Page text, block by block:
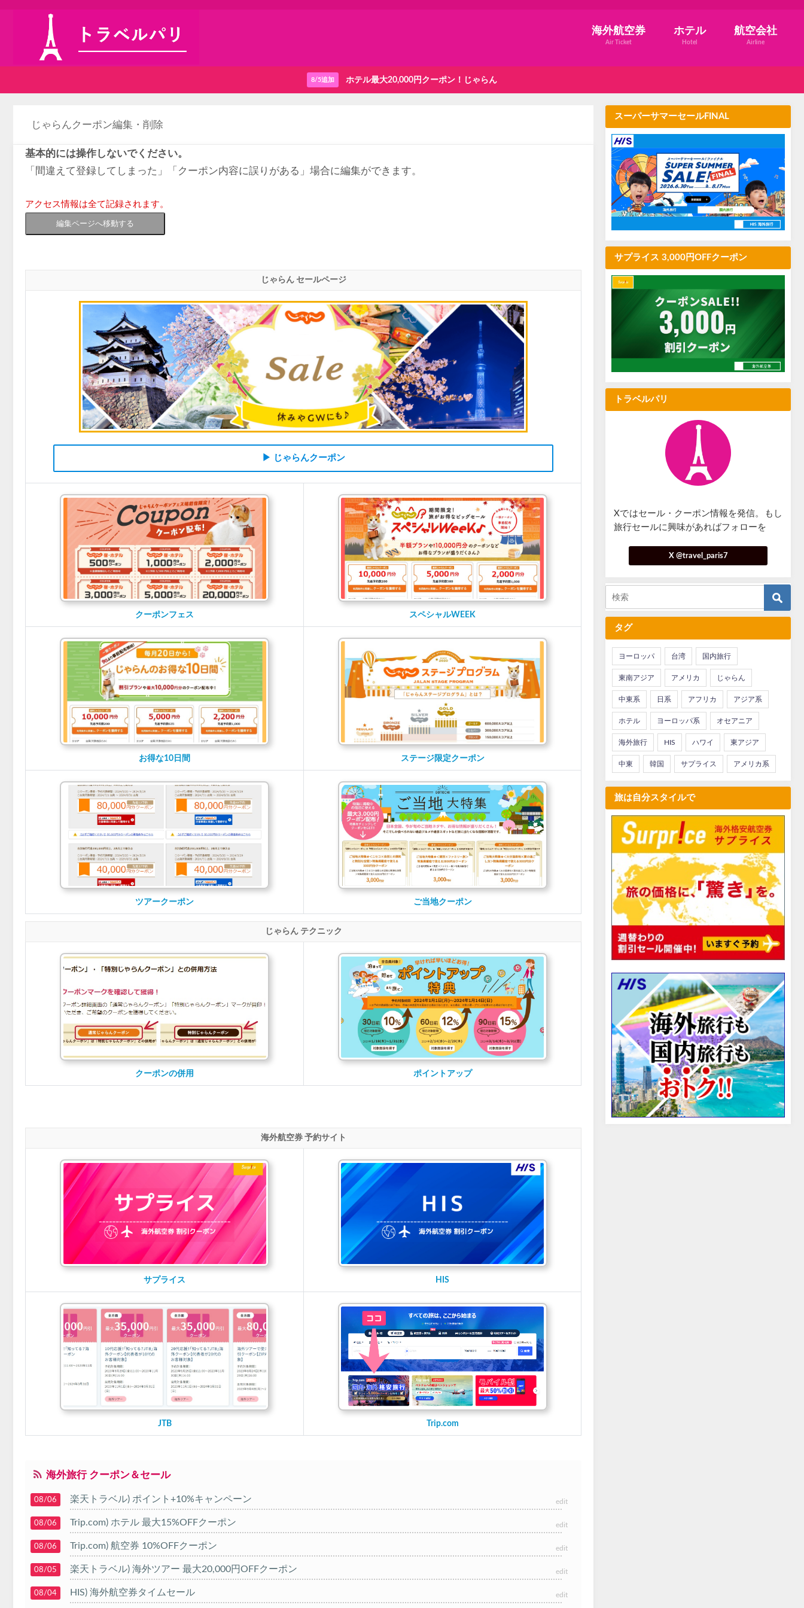
海外航空券
Air Ticket
ホテル
Hotel
航空会社
Airline
8/5追加 ホテル最大20,000円クーポン！じゃらん
じゃらんクーポン編集・削除
基本的には操作しないでください。
「間違えて登録してしまった」「クーポン内容に誤りがある」場合に編集ができます。
アクセス情報は全て記録されます。
編集ページへ移動する
じゃらん セールページ
▶ じゃらんクーポン
クーポンフェス スペシャルWEEK
お得な10日間 ステージ限定クーポン
ツアークーポン ご当地クーポン
じゃらん テクニック
クーポンの併用 ポイントアップ
海外航空券 予約サイト
サプライス HIS
JTB Trip.com
海外旅行 クーポン＆セール
08/06 楽天トラベル) ポイント+10%キャンペーン edit
08/06 Trip.com) ホテル 最大15%OFFクーポン edit
08/06 Trip.com) 航空券 10%OFFクーポン edit
08/05 楽天トラベル) 海外ツアー 最大20,000円OFFクーポン edit
08/04 HIS) 海外航空券タイムセール edit
スーパーサマーセールFINAL
サプライス 3,000円OFFクーポン
トラベルパリ
Xではセール・クーポン情報を発信。もし
旅行セールに興味があればフォローを
X @travel_paris7
タグ
ヨーロッパ 台湾 国内旅行
東南アジア アメリカ じゃらん
中東系 日系 アフリカ アジア系
ホテル ヨーロッパ系 オセアニア
海外旅行 HIS ハワイ 東アジア
中東 韓国 サプライス アメリカ系
旅は自分スタイルで